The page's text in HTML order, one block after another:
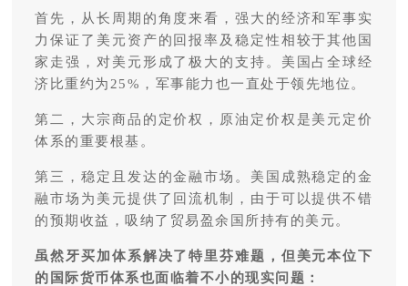
首先，从长周期的角度来看，强大的经济和军事实
力保证了美元资产的回报率及稳定性相较于其他国
家走强，对美元形成了极大的支持。美国占全球经
济比重约为25%，军事能力也一直处于领先地位。
第二，大宗商品的定价权，原油定价权是美元定价
体系的重要根基。
第三，稳定且发达的金融市场。美国成熟稳定的金
融市场为美元提供了回流机制，由于可以提供不错
的预期收益，吸纳了贸易盈余国所持有的美元。
虽然牙买加体系解决了特里芬难题，但美元本位下
的国际货币体系也面临着不小的现实问题：